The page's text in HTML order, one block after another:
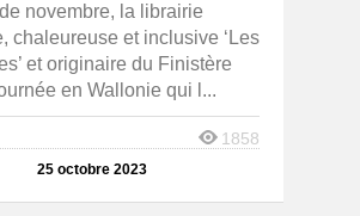
novembre, la librairie
chaleureuse et inclusive ‘Les
et originaire du Finistère
en Wallonie qui l...
1858
25 octobre 2023